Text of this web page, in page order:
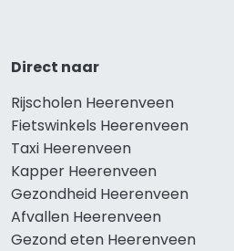
Direct naar
Rijscholen Heerenveen
Fietswinkels Heerenveen
Taxi Heerenveen
Kapper Heerenveen
Gezondheid Heerenveen
Afvallen Heerenveen
Gezond eten Heerenveen